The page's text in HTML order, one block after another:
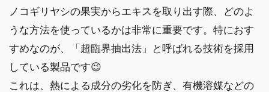
ノコギリヤシの果実からエキスを取り出す際、どのよ
うな方法を使っているかは非常に重要です。特におす
すめなのが、「超臨界抽出法」と呼ばれる技術を採用
している製品です😉
これは、熱による成分の劣化を防ぎ、有機溶媒などの